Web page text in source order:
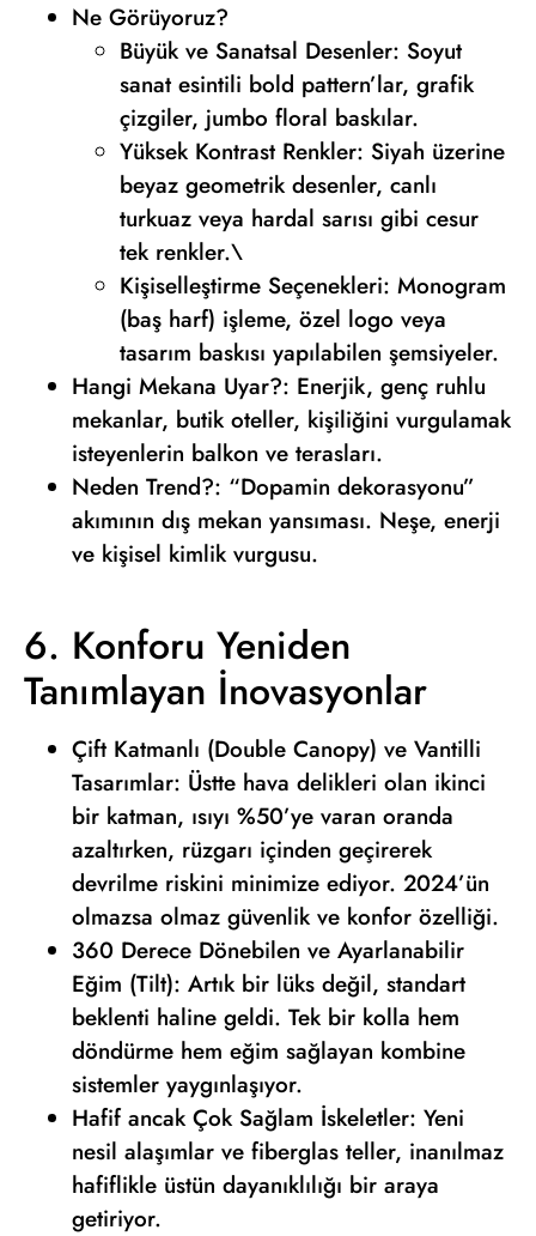
Ne Görüyoruz?
Büyük ve Sanatsal Desenler: Soyut
sanat esintili bold pattern’lar, grafik
çizgiler, jumbo floral baskılar.
Yüksek Kontrast Renkler: Siyah üzerine
beyaz geometrik desenler, canlı
turkuaz veya hardal sarısı gibi cesur
tek renkler.\
Kişiselleştirme Seçenekleri: Monogram
(baş harf) işleme, özel logo veya
tasarım baskısı yapılabilen şemsiyeler.
Hangi Mekana Uyar?: Enerjik, genç ruhlu
mekanlar, butik oteller, kişiliğini vurgulamak
isteyenlerin balkon ve terasları.
Neden Trend?: “Dopamin dekorasyonu”
akımının dış mekan yansıması. Neşe, enerji
ve kişisel kimlik vurgusu.
6. Konforu Yeniden
Tanımlayan İnovasyonlar
Çift Katmanlı (Double Canopy) ve Vantilli
Tasarımlar: Üstte hava delikleri olan ikinci
bir katman, ısıyı %50’ye varan oranda
azaltırken, rüzgarı içinden geçirerek
devrilme riskini minimize ediyor. 2024’ün
olmazsa olmaz güvenlik ve konfor özelliği.
360 Derece Dönebilen ve Ayarlanabilir
Eğim (Tilt): Artık bir lüks değil, standart
beklenti haline geldi. Tek bir kolla hem
döndürme hem eğim sağlayan kombine
sistemler yaygınlaşıyor.
Hafif ancak Çok Sağlam İskeletler: Yeni
nesil alaşımlar ve fiberglas teller, inanılmaz
hafiflikle üstün dayanıklılığı bir araya
getiriyor.